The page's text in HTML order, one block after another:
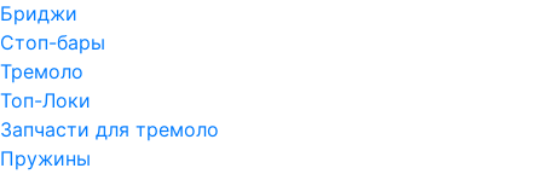
Бриджи
Стоп-бары
Тремоло
Топ-Локи
Запчасти для тремоло
Пружины